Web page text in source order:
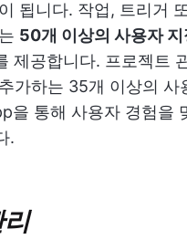
됩니다. 작업, 트리거
50개 이상의 사용자
제공합니다. 프로젝트
가하는 35개 이상의 사
을 통해 사용자 경험을
.